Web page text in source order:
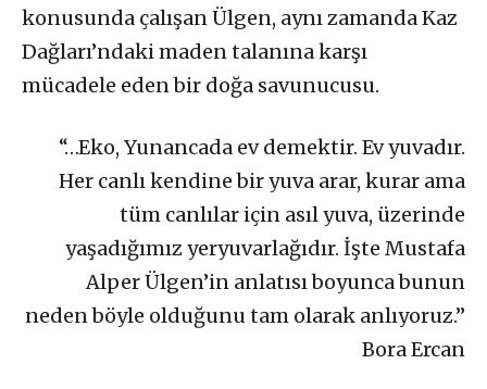
konusunda çalışan Ülgen, aynı zamanda Kaz
Dağları’ndaki maden talanına karşı
mücadele eden bir doğa savunucusu.
“…Eko, Yunancada ev demektir. Ev yuvadır.
Her canlı kendine bir yuva arar, kurar ama
tüm canlılar için asıl yuva, üzerinde
yaşadığımız yeryuvarlağıdır. İşte Mustafa
Alper Ülgen’in anlatısı boyunca bunun
neden böyle olduğunu tam olarak anlıyoruz.”
Bora Ercan